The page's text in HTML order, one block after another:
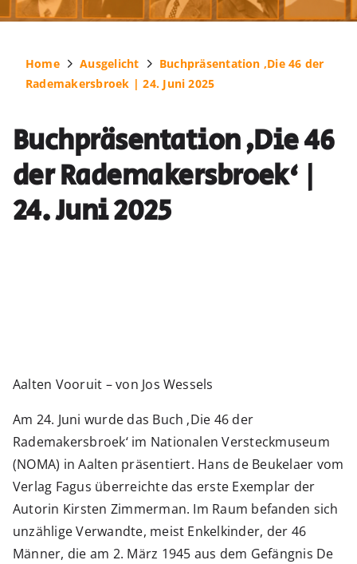
Home Ausgelicht
Buchpräsentation ‚Die 46 der
Rademakersbroek | 24. Juni 2025
Buchpräsentation ‚Die 46
der Rademakersbroek‘ |
24. Juni 2025
Aalten Vooruit – von Jos Wessels
Am 24. Juni wurde das Buch ‚Die 46 der
Rademakersbroek‘ im Nationalen Versteckmuseum
(NOMA) in Aalten präsentiert. Hans de Beukelaer vom
Verlag Fagus überreichte das erste Exemplar der
Autorin Kirsten Zimmerman. Im Raum befanden sich
unzählige Verwandte, meist Enkelkinder, der 46
Männer, die am 2. März 1945 aus dem Gefängnis De